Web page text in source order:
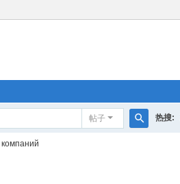
帖子 热搜:
компаний